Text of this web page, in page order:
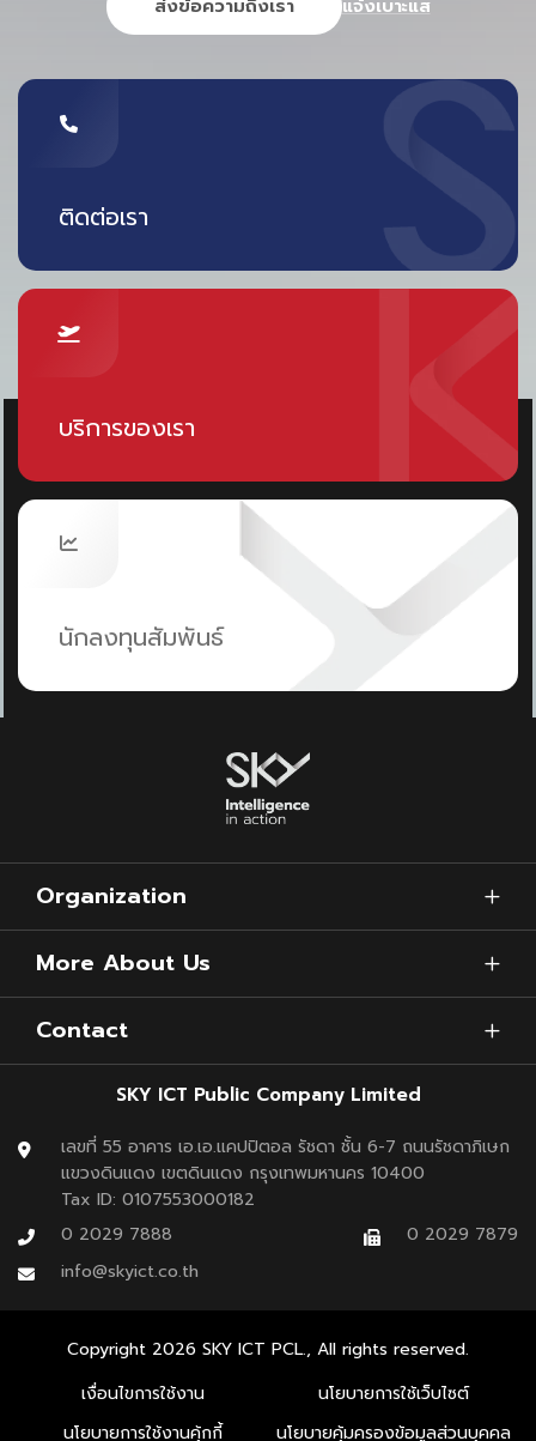
ส่งข้อความถึงเรา แจ้งเบาะแส
ติดต่อเรา
บริการของเรา
นักลงทุนสัมพันธ์
Organization
More About Us
Contact
SKY ICT Public Company Limited
เลขที่ 55 อาคาร เอ.เอ.แคปปิตอล รัชดา ชั้น 6-7 ถนนรัชดาภิเษก
แขวงดินแดง เขตดินแดง กรุงเทพมหานคร 10400
Tax ID: 0107553000182
0 2029 7888
0 2029 7879
info@skyict.co.th
Copyright 2026 SKY ICT PCL., All rights reserved.
เงื่อนไขการใช้งาน
นโยบายการใช้เว็บไซต์
นโยบายการใช้งานคุ้กกี้
นโยบายคุ้มครองข้อมูลส่วนบุคคล